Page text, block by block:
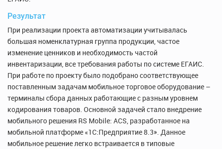
Результат
При реализации проекта автоматизации учитывалась
большая номенклатурная группа продукции, частое
изменение ценников и необходимость частой
инвентаризации, все требования работы по системе ЕГАИС.
При работе по проекту было подобрано соответствующее
поставленным задачам мобильное торговое оборудование –
терминалы сбора данных работающие с разным уровнем
кодирования товаров. Основной задачей стало внедрение
мобильного решения RS Mobile: ACS, разработанное на
мобильной платформе «1С:Предприятие 8.3». Данное
мобильное решение легко встраивается в типовые